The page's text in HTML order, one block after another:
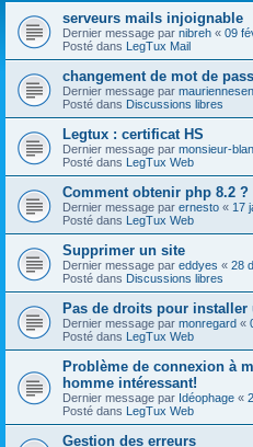
serveurs mails injoignable
Dernier message par nibreh « 09
Posté dans LegTux Mail
changement de mot de
Dernier message par
Posté dans Discussions libres
Legtux : certificat HS
Dernier message par monsieur-
Posté dans LegTux Web
Comment obtenir php 8.2 ?
Dernier message par ernesto « 17
Posté dans LegTux Web
Supprimer un site
Dernier message par eddyes « 28
Posté dans Discussions libres
Pas de droits pour installer
Dernier message par monregard «
Posté dans LegTux Web
Problème de connexion à
homme intéressant!
Dernier message par Idéophage «
Posté dans LegTux Web
Gestion des erreurs